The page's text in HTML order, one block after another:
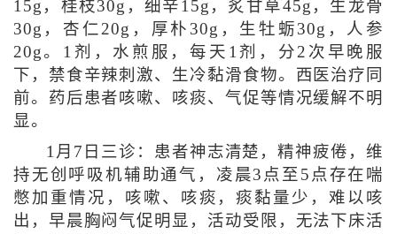
15g，桂枝30g，细辛15g，炙甘草45g，生龙骨
30g，杏仁20g，厚朴30g，生牡蛎30g，人参
20g。1剂，水煎服，每天1剂，分2次早晚服
下，禁食辛辣刺激、生冷黏滑食物。西医治疗同
前。药后患者咳嗽、咳痰、气促等情况缓解不明
显。
1月7日三诊：患者神志清楚，精神疲倦，维
持无创呼吸机辅助通气，凌晨3点至5点存在喘
憋加重情况，咳嗽、咳痰，痰黏量少，难以咳
出，早晨胸闷气促明显，活动受限，无法下床活